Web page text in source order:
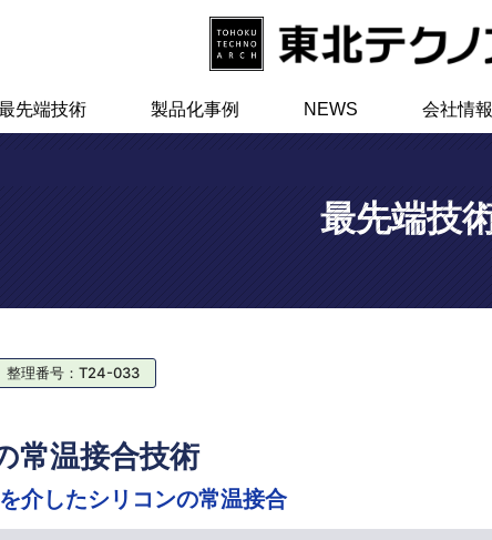
先端技術 製品化事例 NEWS 会社情報
最先端技
整理番号：T24-033
常温接合技術
介したシリコンの常温接合